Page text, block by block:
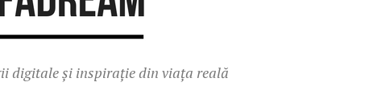
digitale și inspirație din viața reală